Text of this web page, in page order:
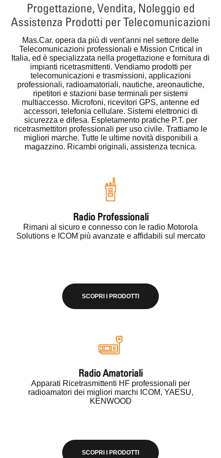
Progettazione, Vendita, Noleggio ed
Assistenza Prodotti per Telecomunicazioni
Mas.Car. opera da più di vent'anni nel settore delle
Telecomunicazioni professionali e Mission Critical in
Italia, ed è specializzata nella progettazione e fornitura di
impianti ricetrasmittenti. Vendiamo prodotti per
telecomunicazioni e trasmissioni, applicazioni
professionali, radioamatoriali, nautiche, areonautiche,
ripetitori e stazioni base terminali per sistemi
multiaccesso. Microfoni, ricevitori GPS, antenne ed
accessori, telefonia cellulare. Sistemi elettronici di
sicurezza e difesa. Espletamento pratiche P.T. per
ricetrasmettitori professionali per uso civile. Trattiamo le
migliori marche. Tutte le ultime novità disponibili a
magazzino. Ricambi originali, assistenza tecnica.
Radio Professionali
Rimani al sicuro e connesso con le radio Motorola
Solutions e ICOM più avanzate e affidabili sul mercato
SCOPRI I PRODOTTI
Radio Amatoriali
Apparati Ricetrasmittenti HF professionali per
radioamatori dei migliori marchi ICOM, YAESU,
KENWOOD
SCOPRI I PRODOTTI